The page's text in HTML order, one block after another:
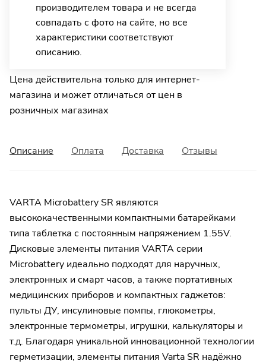
производителем товара и не всегда
совпадать с фото на сайте, но все
характеристики соответствуют
описанию.
Цена действительна только для интернет-
магазина и может отличаться от цен в
розничных магазинах
Описание Оплата Доставка Отзывы
VARTA Microbattery SR являются
высококачественными компактными батарейками
типа таблетка с постоянным напряжением 1.55V.
Дисковые элементы питания VARTA серии
Microbattery идеально подходят для наручных,
электронных и смарт часов, а также портативных
медицинских приборов и компактных гаджетов:
пульты ДУ, инсулиновые помпы, глюкометры,
электронные термометры, игрушки, калькуляторы и
т.д. Благодаря уникальной инновационной технологии
герметизации, элементы питания Varta SR надёжно